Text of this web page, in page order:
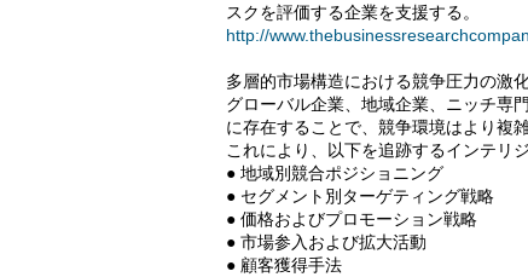
スクを評価する企業を支援する。
http://
多層的市場構造における競争圧力の激
グローバル企業、地域企業、ニッチ専
に存在することで、競争環境はより複
これにより、以下を追跡するインテリ
● 地域別競合ポジショニング
● セグメント別ターゲティング戦略
● 価格およびプロモーション戦略
● 市場参入および拡大活動
● 顧客獲得手法